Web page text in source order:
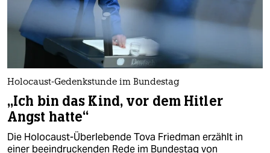
Holocaust-Gedenkstunde im Bundestag
„Ich bin das Kind, vor dem Hitler
Angst hatte“
Die Holocaust-Überlebende Tova Friedman erzählt in
einer beeindruckenden Rede im Bundestag von